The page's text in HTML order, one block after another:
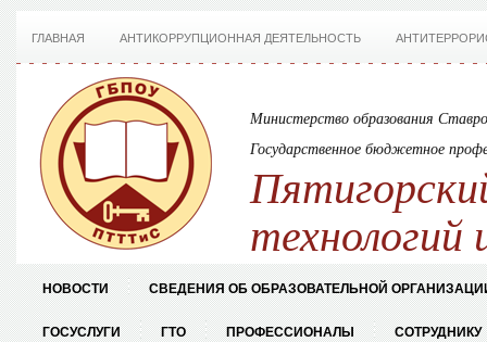
ГЛАВНАЯ АНТИКОРРУПЦИОННАЯ ДЕЯТЕЛЬНОСТЬ
Министерство образования
Государственное бюджетное
технологий
НОВОСТИ СВЕДЕНИЯ ОБ ОБРАЗОВАТЕЛЬНОЙ
ГОСУСЛУГИ ГТО ПРОФЕССИОНАЛЫ СОТРУДНИКУ